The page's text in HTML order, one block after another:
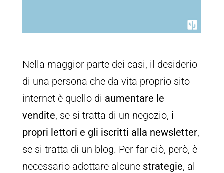
Nella maggior parte dei casi, il desiderio
di una persona che da vita proprio sito
internet è quello di aumentare le
vendite, se si tratta di un negozio, i
propri lettori e gli iscritti alla newsletter,
se si tratta di un blog. Per far ciò, però, è
necessario adottare alcune strategie, al